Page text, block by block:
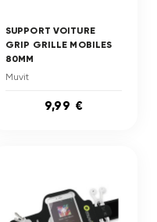
SUPPORT VOITURE
GRIP GRILLE MOBILES
80MM
Muvit
9,99 €